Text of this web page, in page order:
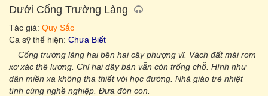
Dưới Cổng Trường Làng
Tác giả: Quy Sắc
Ca sỹ thể hiện: Chưa Biết
Cổng trường làng hai bên hai cây phượng vĩ. Vách đất mái rơm
xơ xác thê lương. Chỉ hai dãy bàn vẫn còn trống chỗ. Hình như
dân miền xa không tha thiết với học đường. Nhà giáo trẻ nhiệt
tình cùng nghề nghiệp. Đưa đón con.